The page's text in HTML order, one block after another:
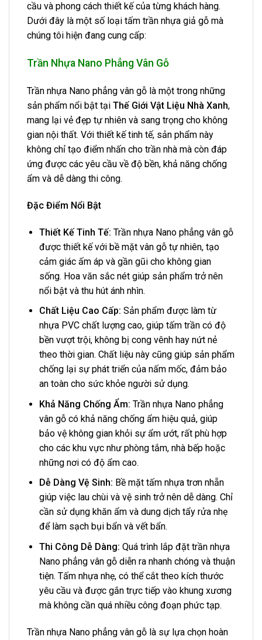
cầu và phong cách thiết kế của từng khách hàng.
Dưới đây là một số loại tấm trần nhựa giả gỗ mà
chúng tôi hiện đang cung cấp:
Trần Nhựa Nano Phẳng Vân Gỗ
Trần nhựa Nano phẳng vân gỗ là một trong những
sản phẩm nổi bật tại Thế Giới Vật Liệu Nhà Xanh,
mang lại vẻ đẹp tự nhiên và sang trọng cho không
gian nội thất. Với thiết kế tinh tế, sản phẩm này
không chỉ tạo điểm nhấn cho trần nhà mà còn đáp
ứng được các yêu cầu về độ bền, khả năng chống
ẩm và dễ dàng thi công.
Đặc Điểm Nổi Bật
Thiết Kế Tinh Tế: Trần nhựa Nano phẳng vân gỗ
được thiết kế với bề mặt vân gỗ tự nhiên, tạo
cảm giác ấm áp và gần gũi cho không gian
sống. Hoa văn sắc nét giúp sản phẩm trở nên
nổi bật và thu hút ánh nhìn.
Chất Liệu Cao Cấp: Sản phẩm được làm từ
nhựa PVC chất lượng cao, giúp tấm trần có độ
bền vượt trội, không bị cong vênh hay nứt nẻ
theo thời gian. Chất liệu này cũng giúp sản phẩm
chống lại sự phát triển của nấm mốc, đảm bảo
an toàn cho sức khỏe người sử dụng.
Khả Năng Chống Ẩm: Trần nhựa Nano phẳng
vân gỗ có khả năng chống ẩm hiệu quả, giúp
bảo vệ không gian khỏi sự ẩm ướt, rất phù hợp
cho các khu vực như phòng tắm, nhà bếp hoặc
những nơi có độ ẩm cao.
Dễ Dàng Vệ Sinh: Bề mặt tấm nhựa trơn nhẵn
giúp việc lau chùi và vệ sinh trở nên dễ dàng. Chỉ
cần sử dụng khăn ẩm và dung dịch tẩy rửa nhẹ
để làm sạch bụi bẩn và vết bẩn.
Thi Công Dễ Dàng: Quá trình lắp đặt trần nhựa
Nano phẳng vân gỗ diễn ra nhanh chóng và thuận
tiện. Tấm nhựa nhẹ, có thể cắt theo kích thước
yêu cầu và được gắn trực tiếp vào khung xương
mà không cần quá nhiều công đoạn phức tạp.
Trần nhựa Nano phẳng vân gỗ là sự lựa chọn hoàn